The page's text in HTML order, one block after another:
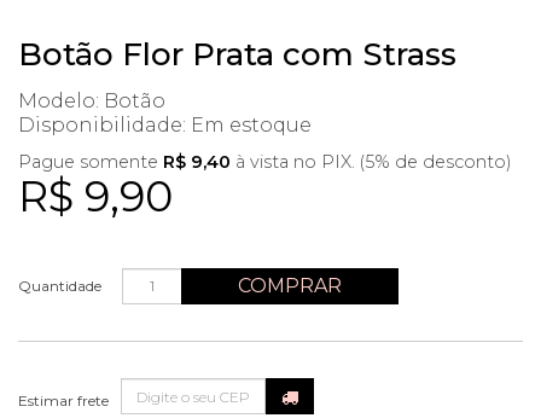
Botão Flor Prata com Strass
Modelo: Botão
Disponibilidade: Em estoque
R$ 9,90
Pague somente R$ 9,40 à vista no PIX. (5% de desconto)
Quantidade COMPRAR